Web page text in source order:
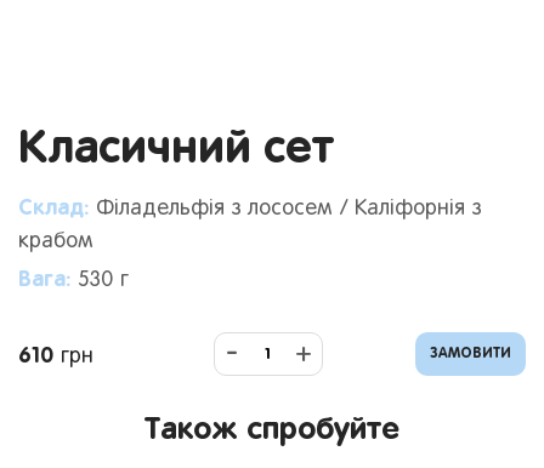
Класичний сет
Склад: Філадельфія з лососем / Каліфорнія з
крабом
Вага: 530 г
610 грн - + ЗАМОВИТИ
Також спробуйте